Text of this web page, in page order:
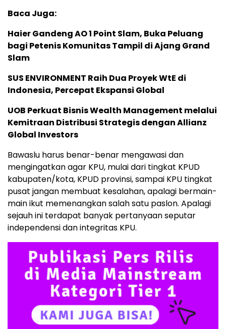
Baca Juga:
Haier Gandeng AO 1 Point Slam, Buka Peluang
bagi Petenis Komunitas Tampil di Ajang Grand
Slam
SUS ENVIRONMENT Raih Dua Proyek WtE di
Indonesia, Percepat Ekspansi Global
UOB Perkuat Bisnis Wealth Management melalui
Kemitraan Distribusi Strategis dengan Allianz
Global Investors
Bawaslu harus benar-benar mengawasi dan
mengingatkan agar KPU, mulai dari tingkat KPUD
kabupaten/kota, KPUD provinsi, sampai KPU tingkat
pusat jangan membuat kesalahan, apalagi bermain-
main ikut memenangkan salah satu paslon. Apalagi
sejauh ini terdapat banyak pertanyaan seputar
independensi dan integritas KPU.